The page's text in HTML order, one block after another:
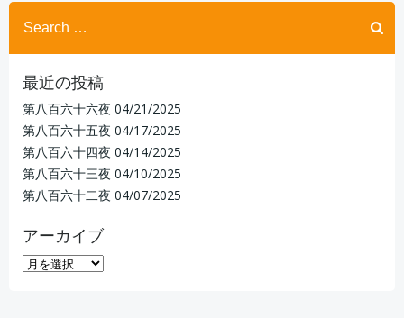
Search
for:
最近の投稿
第八百六十六夜 04/21/2025
第八百六十五夜 04/17/2025
第八百六十四夜 04/14/2025
第八百六十三夜 04/10/2025
第八百六十二夜 04/07/2025
アーカイブ
ア